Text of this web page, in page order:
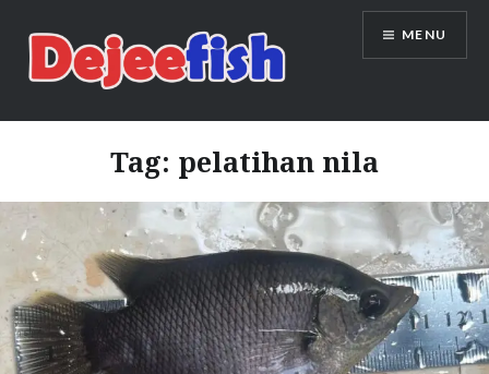
content
DEJEEFISH | PRODUSEN BENIH
IKAN BERKUALITAS INDONESIA
MENU
Tag: pelatihan nila